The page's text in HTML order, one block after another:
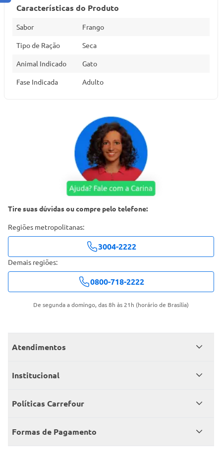
Características do Produto
Sabor Frango
Tipo de Ração Seca
Animal Indicado Gato
Fase Indicada Adulto
Tire suas dúvidas ou compre pelo telefone:
Regiões metropolitanas:
3004-2222
Demais regiões:
0800-718-2222
De segunda a domingo, das 8h às 21h (horário de Brasília)
Atendimentos
Meus pedidos
Consumidor.gov
Institucional
Grupo Carrefour Brasil
Produtos Carrefour
Políticas Carrefour
Políticas de entregas
Políticas de trocas e devoluções
Formas de Pagamento